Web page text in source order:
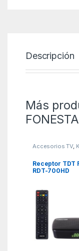
Descripción
Más
Accesorios TV,
Sintonizadores
Receptor TDT
RDT-700HD